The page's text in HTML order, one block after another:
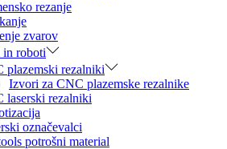
rezanje
zvarov
roboti
plazemski rezalniki
Izvori za CNC plazemske rezalnike
laserski rezalniki
označevalci
potrošni material